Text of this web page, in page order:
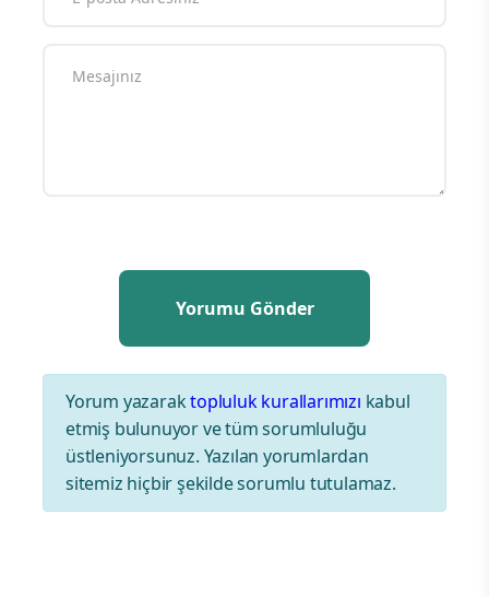
Yorum yazaraktopluluk kurallarımızı kabul
etmiş bulunuyor ve tüm sorumluluğu
üstleniyorsunuz. Yazılan yorumlardan
sitemiz hiçbir şekilde sorumlu tutulamaz.